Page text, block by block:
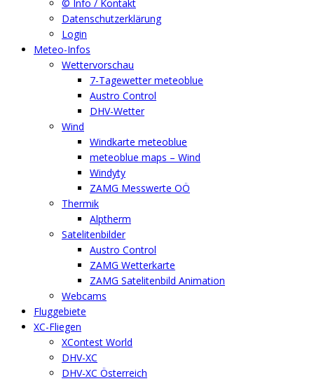
© Info / Kontakt
Datenschutzerklärung
Login
Meteo-Infos
Wettervorschau
7-Tagewetter meteoblue
Austro Control
DHV-Wetter
Wind
Windkarte meteoblue
meteoblue maps – Wind
Windyty
ZAMG Messwerte OÖ
Thermik
Alptherm
Satelitenbilder
Austro Control
ZAMG Wetterkarte
ZAMG Satelitenbild Animation
Webcams
Fluggebiete
XC-Fliegen
XContest World
DHV-XC
DHV-XC Österreich